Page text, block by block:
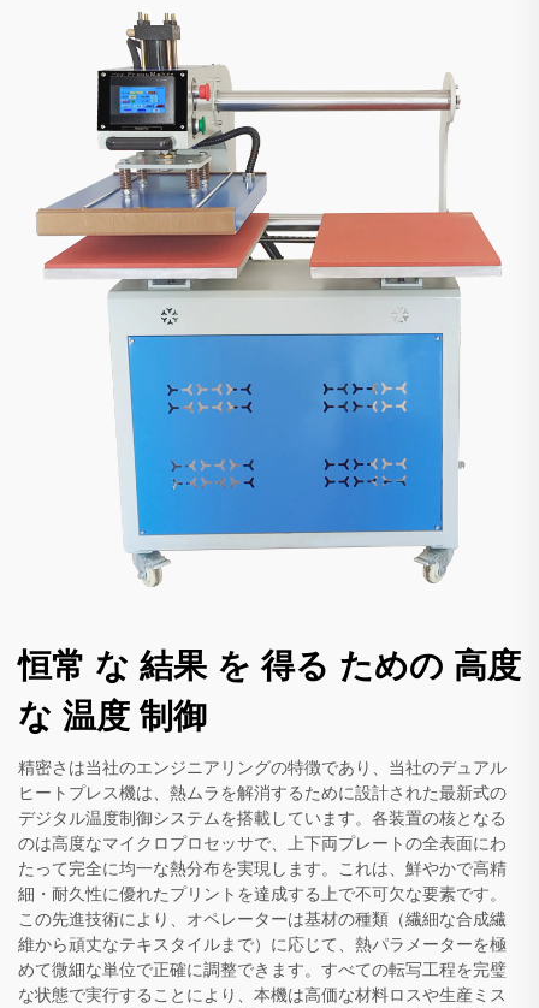
恒常 な 結果 を 得る ための 高度
な 温度 制御
精密さは当社のエンジニアリングの特徴であり、当社のデュアル
ヒートプレス機は、熱ムラを解消するために設計された最新式の
デジタル温度制御システムを搭載しています。各装置の核となる
のは高度なマイクロプロセッサで、上下両プレートの全表面にわ
たって完全に均一な熱分布を実現します。これは、鮮やかで高精
細・耐久性に優れたプリントを達成する上で不可欠な要素です。
この先進技術により、オペレーターは基材の種類（繊細な合成繊
維から頑丈なテキスタイルまで）に応じて、熱パラメーターを極
めて微細な単位で正確に調整できます。すべての転写工程を完璧
な状態で実行することにより、本機は高価な材料ロスや生産ミス